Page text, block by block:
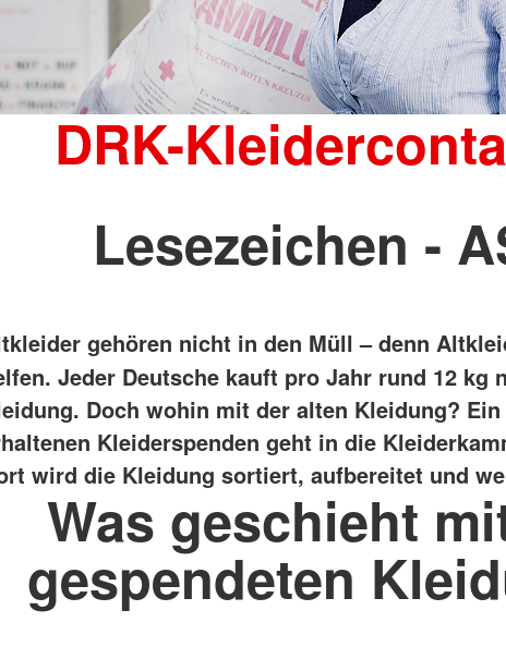
DRK-
Lesezeichen -
gehören nicht in den Müll – denn
Jeder Deutsche kauft pro Jahr rund 12 kg
Doch wohin mit der alten Kleidung?
Kleiderspenden geht in die
wird die Kleidung sortiert, aufbereitet und
Was geschieht
gespendeten